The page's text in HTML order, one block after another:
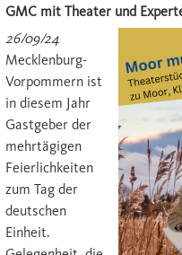
GMC mit Theater und
26/09/24
Mecklenburg-
Vorpommern ist
in diesem Jahr
Gastgeber der
mehrtägigen
Feierlichkeiten
zum Tag der
deutschen
Einheit.